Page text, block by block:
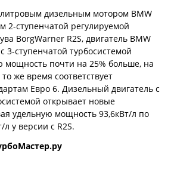
дизельным мотором BMW
2-ступенчатой регулируемой
BorgWarner R2S, двигатель BMW
3-ступенчатой турбосистемой
мощность почти на 25% больше, на
же время соответствует
Евро 6. Дизельный двигатель с
открывает новые
удельную мощность 93,6кВт/л по
у версии с R2S.